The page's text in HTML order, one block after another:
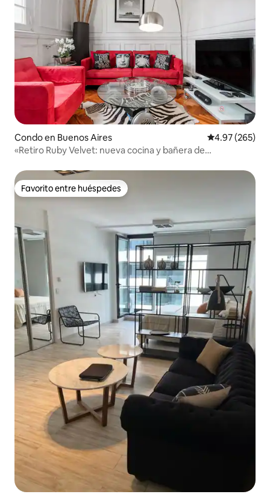
Condo en Buenos Aires Calificación
4.97 (265)
«Retiro Ruby Velvet: nueva cocina y bañera de
Favorito entre huéspedes
Favorito entre huéspedes